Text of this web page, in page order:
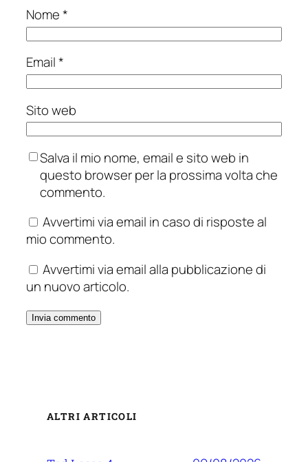
Nome*
Email*
Sito web
Salva il mio nome, email e sito web in
questo browser per la prossima volta che
commento.
Avvertimi via email in caso di risposte al
mio commento.
Avvertimi via email alla pubblicazione di
un nuovo articolo.
ALTRI ARTICOLI